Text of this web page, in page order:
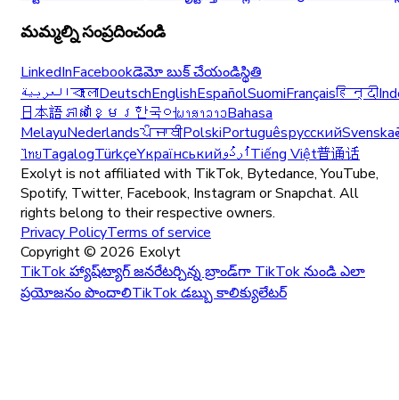
మమ్మల్ని సంప్రదించండి
LinkedInFacebookడెమో బుక్ చేయండిస్థితి
العربيةবাংলাDeutschEnglishEspañolSuomiFrançaisहिन्दी
日本語ភាសាខ្មែរ 한국어ພາສາລາວBahasa
MelayuNederlandsਪੰਜਾਬੀPolskiPortuguêsрусскийSvenska
ไทยTagalogTürkçeYкраїнськийاُردُوTiếng Việt普通话
Exolyt is not affiliated with TikTok, Bytedance, YouTube,
Spotify, Twitter, Facebook, Instagram or Snapchat. All
rights belong to their respective owners.
Privacy PolicyTerms of service
Copyright © 2026 Exolyt
TikTok హ్యాష్‌ట్యాగ్ జనరేటర్చిన్న బ్రాండ్‌గా TikTok నుండి ఎలా
ప్రయోజనం పొందాలిTikTok డబ్బు కాలిక్యులేటర్